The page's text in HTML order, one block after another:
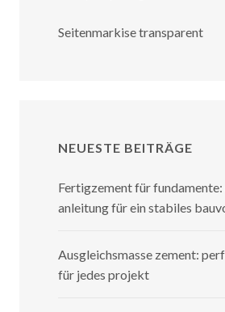
Seitenmarkise transparent
NEUESTE BEITRÄGE
Fertigzement für
anleitung für ein stabiles
Ausgleichsmasse zement:
für jedes projekt